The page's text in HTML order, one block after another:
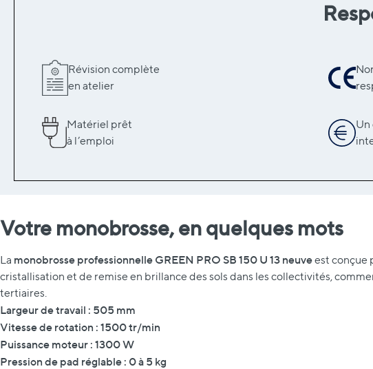
Révision complète
en atelier
Matériel prêt
à l’emploi
Un
Votre monobrosse, en quelques mots
La monobrosse professionnelle GREEN PRO SB 150 U 13 neuveest conçue
cristallisation et de remise en brillance des sols dans les collectivités,
tertiaires.
Largeur de travail : 505 mm
Vitesse de rotation : 1500 tr/min
Puissance moteur : 1300 W
Pression de pad réglable : 0 à 5 kg